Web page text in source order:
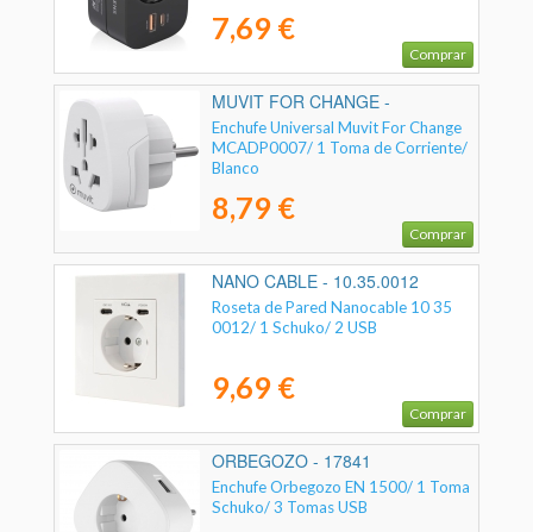
7,69 €
Comprar
MUVIT FOR CHANGE -
MCADP0007
Enchufe Universal Muvit For Change
MCADP0007/ 1 Toma de Corriente/
Blanco
8,79 €
Comprar
NANO CABLE - 10.35.0012
Roseta de Pared Nanocable 10 35
0012/ 1 Schuko/ 2 USB
9,69 €
Comprar
ORBEGOZO - 17841
Enchufe Orbegozo EN 1500/ 1 Toma
Schuko/ 3 Tomas USB